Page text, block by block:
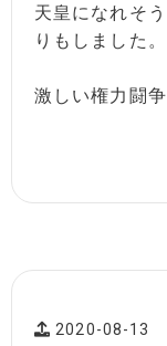
天皇になれそ
りもしました。
激しい権力闘
2020-08-13